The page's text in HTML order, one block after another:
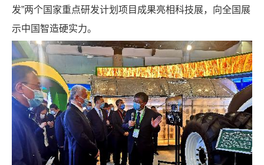
发”两个国家重点研发计划项目成果亮相科技展，向全国展
示中国智造硬实力。